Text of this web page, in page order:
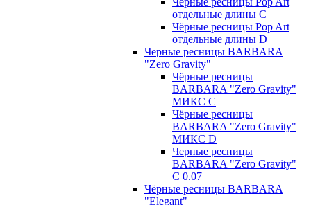
отдельные длины С
Чёрные ресницы Pop Art
отдельные длины D
Черные ресницы BARBARA
"Zero Gravity"
Чёрные ресницы
BARBARA "Zero Gravity"
МИКС C
Чёрные ресницы
BARBARA "Zero Gravity"
МИКС D
Черные ресницы
BARBARA "Zero Gravity"
С 0.07
Чёрные ресницы BARBARA
"Elegant"